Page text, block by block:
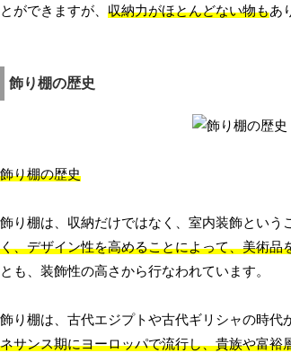
とができますが、 収納力がほとんどない物もあ
飾り棚の歴史
飾り棚の歴史
飾り棚は、収納だけではなく、室内装飾という
く、デザイン性を高めることによって、美術品
とも、装飾性の高さから行なわれています。
飾り棚は、古代エジプトや古代ギリシャの時代
ネサンス期にヨーロッパで流行し、貴族や富